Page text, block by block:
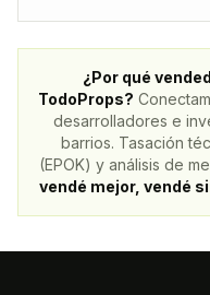
¿Por qué
TodoProps?
desarrolladores e
barrios. Tasación
(EPOK) y análisis de
vendé mejor, vendé